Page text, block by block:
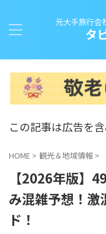
元大手旅行会
タ
この記事は広告を含
HOME > 観光＆地域情報 >
【2026年版】
み混雑予想！激
ド！